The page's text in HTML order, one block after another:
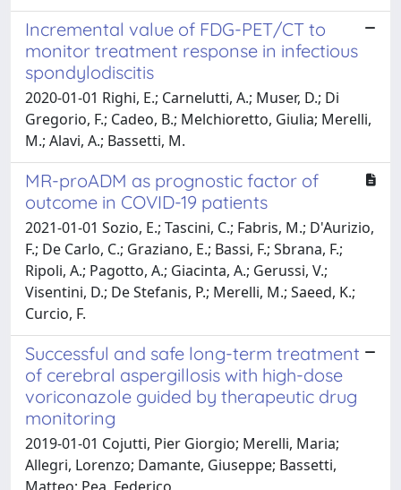
Incremental value of FDG-PET/CT to
monitor treatment response in infectious
spondylodiscitis
2020-01-01 Righi, E.; Carnelutti, A.; Muser, D.; Di
Gregorio, F.; Cadeo, B.; Melchioretto, Giulia; Merelli,
M.; Alavi, A.; Bassetti, M.
MR-proADM as prognostic factor of
outcome in COVID-19 patients
2021-01-01 Sozio, E.; Tascini, C.; Fabris, M.; D'Aurizio,
F.; De Carlo, C.; Graziano, E.; Bassi, F.; Sbrana, F.;
Ripoli, A.; Pagotto, A.; Giacinta, A.; Gerussi, V.;
Visentini, D.; De Stefanis, P.; Merelli, M.; Saeed, K.;
Curcio, F.
Successful and safe long-term treatment
of cerebral aspergillosis with high-dose
voriconazole guided by therapeutic drug
monitoring
2019-01-01 Cojutti, Pier Giorgio; Merelli, Maria;
Allegri, Lorenzo; Damante, Giuseppe; Bassetti,